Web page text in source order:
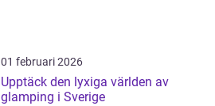
01 februari 2026
Upptäck den lyxiga världen av
glamping i Sverige